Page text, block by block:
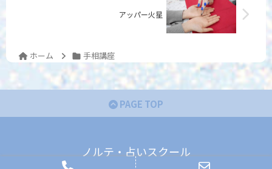
アッパー火星
ホーム 手相講座
PAGE TOP
ノルテ・占いスクール